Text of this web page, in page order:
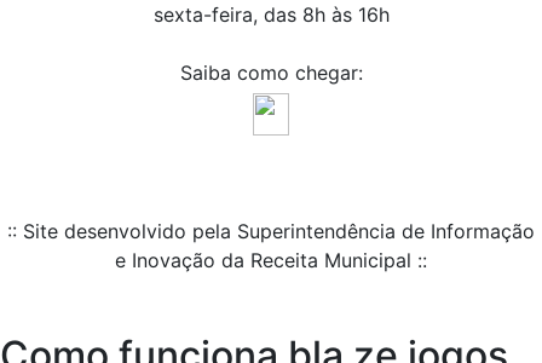
sexta-feira, das 8h às 16h
Saiba como chegar:
:: Site desenvolvido pela Superintendência de Informação
e Inovação da Receita Municipal ::